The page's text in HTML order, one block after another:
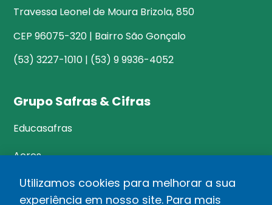
Travessa Leonel de Moura Brizola, 850
CEP 96075-320 | Bairro São Gonçalo
(53) 3227-1010 | (53) 9 9936-4052
Grupo Safras & Cifras
Educasafras
Acres
Utilizamos cookies para melhorar a sua
experiência em nosso site. Para mais